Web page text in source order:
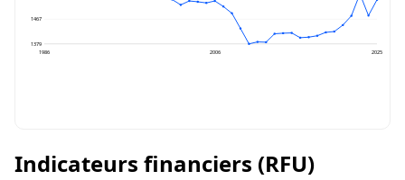
1467
1379
1986
2006 2025
Indicateurs financiers (RFU)